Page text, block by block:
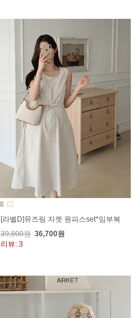
[라벨D]뮤즈링 자켓 원피스set*임부복
39,800원 36,700원
리뷰: 3